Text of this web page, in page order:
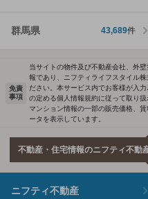
群馬県 43,689件
免責
事項
当サイトの物件及び不動産会社、外
報であり、ニフティライフスタイル
ださい。本サービス内でお客様が入
の定める個人情報規約に従って取り扱
マンション情報の一部の販売価格、
ータを表示しています。
不動産・住宅情報のニフティ不動
ニフティ不動産